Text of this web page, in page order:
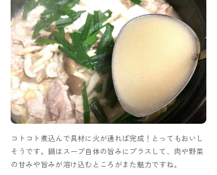
コトコト煮込んで具材に火が通れば完成！とってもおいし
そうです。鍋はスープ自体の旨みにプラスして、肉や野菜
の甘みや旨みが溶け込むところがまた魅力ですね。